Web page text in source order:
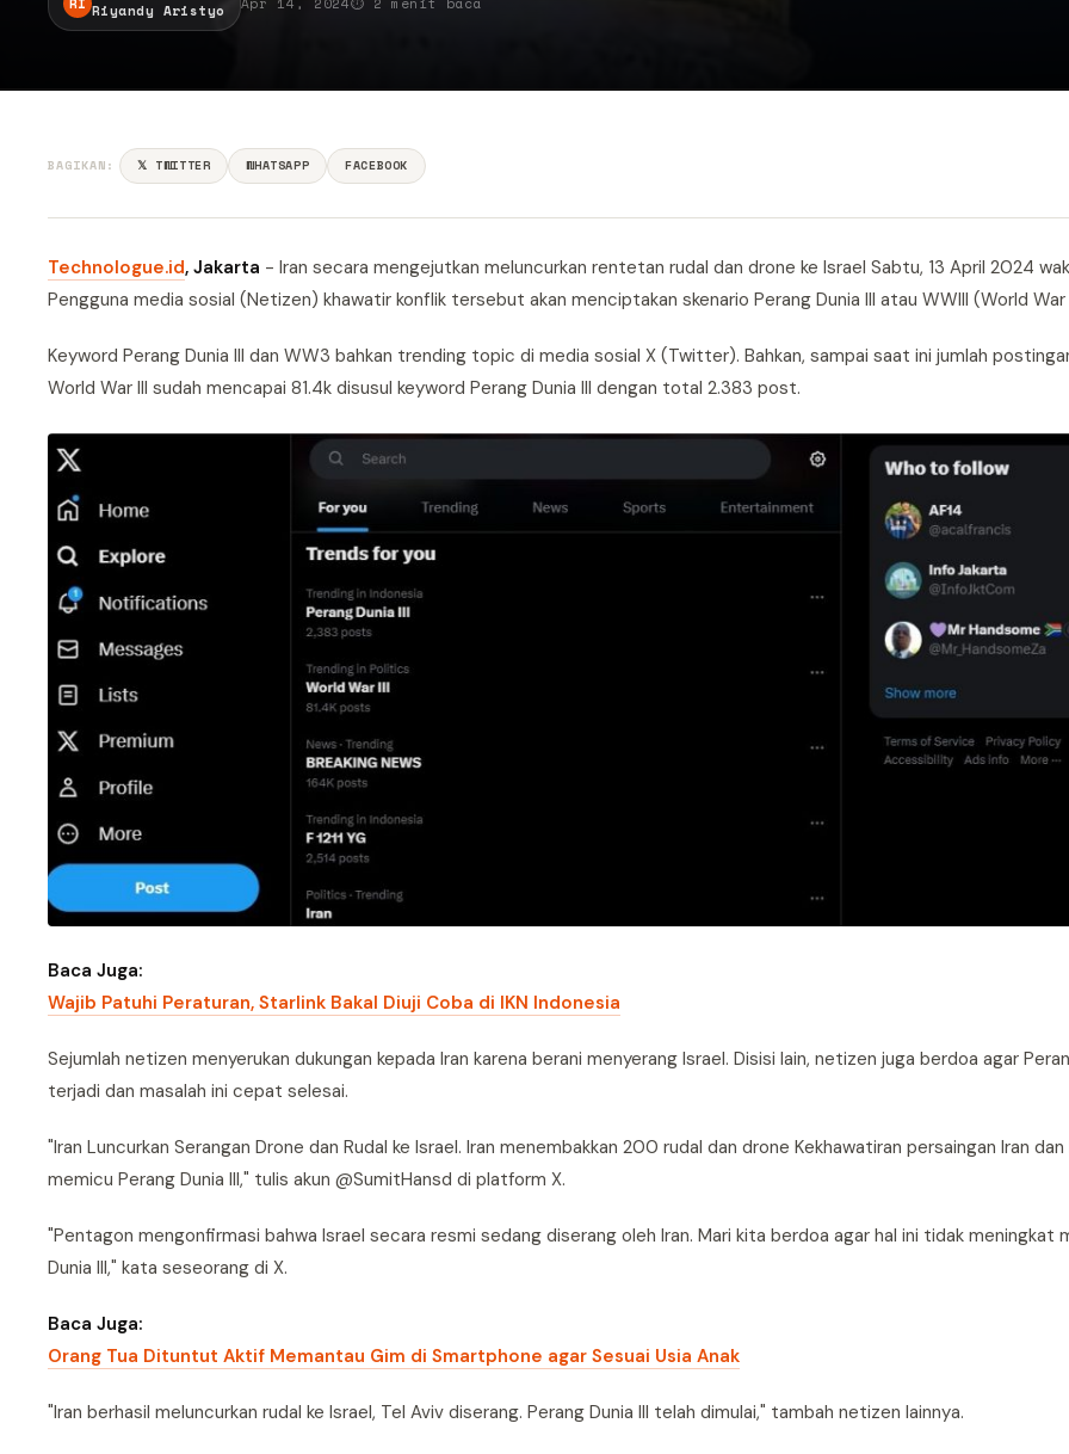
Riyandy Aristyo
BAGIKAN: 𝕏 TWITTER WHATSAPP FACEBOOK
Technologue.id, Jakarta - Iran secara mengejutkan meluncurkan rentetan rudal dan drone ke Israel Sabtu, 13 April 2024
Pengguna media sosial (Netizen) khawatir konflik tersebut akan menciptakan skenario Perang Dunia III atau WWIII (World War
Keyword Perang Dunia III dan WW3 bahkan trending topic di media sosial X (Twitter). Bahkan, sampai saat ini jumlah
World War III sudah mencapai 81.4k disusul keyword Perang Dunia III dengan total 2.383 post.
Baca Juga:
Wajib Patuhi Peraturan, Starlink Bakal Diuji Coba di IKN Indonesia
Sejumlah netizen menyerukan dukungan kepada Iran karena berani menyerang Israel. Disisi lain, netizen juga berdoa agar
terjadi dan masalah ini cepat selesai.
"Iran Luncurkan Serangan Drone dan Rudal ke Israel. Iran menembakkan 200 rudal dan drone Kekhawatiran persaingan Iran
memicu Perang Dunia III," tulis akun @SumitHansd di platform X.
"Pentagon mengonfirmasi bahwa Israel secara resmi sedang diserang oleh Iran. Mari kita berdoa agar hal ini tidak meningkat
Dunia III," kata seseorang di X.
Baca Juga:
Orang Tua Dituntut Aktif Memantau Gim di Smartphone agar Sesuai Usia Anak
"Iran berhasil meluncurkan rudal ke Israel, Tel Aviv diserang. Perang Dunia III telah dimulai," tambah netizen lainnya.